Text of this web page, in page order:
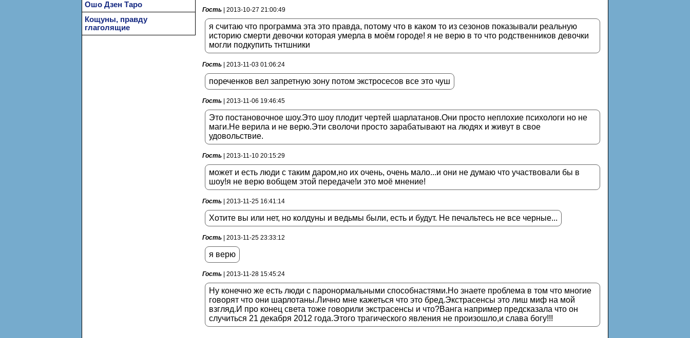
Гость | 2013-10-27 21:00:49
я считаю что программа эта это правда, потому что в каком то из сезонов показывали реальную
историю смерти девочки которая умерла в моём городе! я не верю в то что родственников девочки
могли подкупить тнтшники
Гость | 2013-11-03 01:06:24
пореченков вел запретную зону потом экстросесов все это чуш
Гость | 2013-11-06 19:46:45
Это постановочное шоу.Это шоу плодит чертей шарлатанов.Они просто неплохие психологи но не
маги.Не верила и не верю.Эти сволочи просто зарабатывают на людях и живут в свое
удовольствие.
Гость | 2013-11-10 20:15:29
может и есть люди с таким даром,но их очень, очень мало...и они не думаю что участвовали бы в
шоу!я не верю вобщем этой передаче!и это моё мнение!
Гость | 2013-11-25 16:41:14
Хотите вы или нет, но колдуны и ведьмы были, есть и будут. Не печальтесь не все черные...
Гость | 2013-11-25 23:33:12
я верю
Гость | 2013-11-28 15:45:24
Ну конечно же есть люди с паронормальными способнастями.Но знаете проблема в том что многие
говорят что они шарлотаны.Лично мне кажеться что это бред.Экстрасенсы это лиш миф на мой
взгляд.И про конец света тоже говорили экстрасенсы и что?Ванга например предсказала что он
случиться 21 декабря 2012 года.Этого трагического явления не произошло,и слава богу!!!
Ошо Дзен Таро
Кощуны, правду
глаголящие